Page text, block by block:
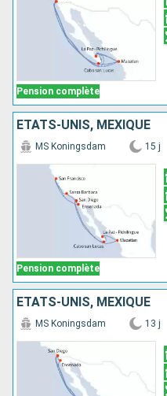
Pension complète
ÉTATS-UNIS, MEXIQUE
Pension complète
MS Koningsdam 15 j
ÉTATS-UNIS, MEXIQUE
MS Koningsdam 13 j